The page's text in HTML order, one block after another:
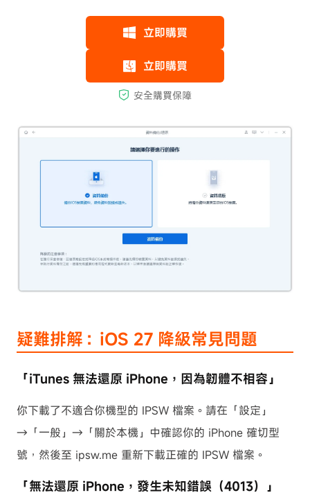
疑難排解：iOS 27 降級常見問題
「iTunes 無法還原 iPhone，因為韌體不相容」
你下載了不適合你機型的 IPSW 檔案。請在「設定」
→「一般」→「關於本機」中確認你的 iPhone 確切型
號，然後至 ipsw.me 重新下載正確的 IPSW 檔案。
「無法還原 iPhone，發生未知錯誤（4013）」